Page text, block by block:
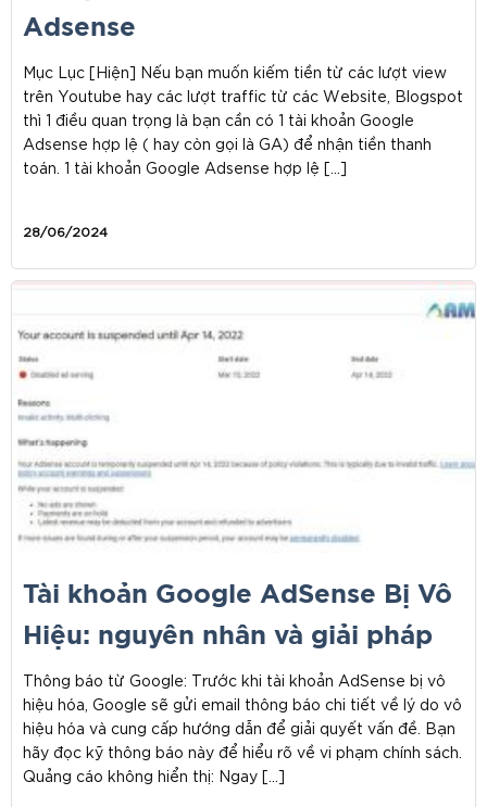
Adsense
Mục Lục [Hiện] Nếu bạn muốn kiếm tiền từ các lượt view
trên Youtube hay các lượt traffic từ các Website, Blogspot
thì 1 điều quan trọng là bạn cần có 1 tài khoản Google
Adsense hợp lệ ( hay còn gọi là GA) để nhận tiền thanh
toán. 1 tài khoản Google Adsense hợp lệ […]
28/06/2024
Tài khoản Google AdSense Bị Vô
Hiệu: nguyên nhân và giải pháp
Thông báo từ Google: Trước khi tài khoản AdSense bị vô
hiệu hóa, Google sẽ gửi email thông báo chi tiết về lý do vô
hiệu hóa và cung cấp hướng dẫn để giải quyết vấn đề. Bạn
hãy đọc kỹ thông báo này để hiểu rõ về vi phạm chính sách.
Quảng cáo không hiển thị: Ngay […]